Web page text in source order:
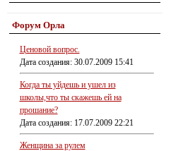
Форум Орла
Ценовой вопрос.
Дата создания: 30.07.2009 15:41
Когда ты уйдешь и ушел из
школы,что ты скажешь ей на
прошание?
Дата создания: 17.07.2009 22:21
Женщина за рулем